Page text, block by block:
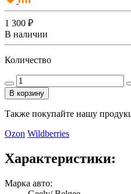
1 300 ₽
В наличии
Количество
В корзину
Также покупайте нашу
Ozon Wildberries
Характеристики:
Марка авто: